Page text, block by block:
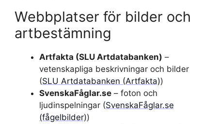
Webbplatser för bilder och
artbestämning
Artfakta (SLU Artdatabanken) –
vetenskapliga beskrivningar och bilder
(SLU Artdatabanken (Artfakta))
SvenskaFåglar.se – foton och
ljudinspelningar (SvenskaFåglar.se
(fågelbilder))